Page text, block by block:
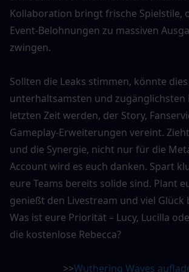
Kollaboration bringt frische Spielstile,
Event-Belohnungen zu massiven
zwingen.
Sollten die Leaks stimmen, könnte
unterhaltsamsten und zugänglichsten
letzten Zeit werden, der Story,
Gameplay-Erweiterungen vereint.
und die Synergie, nicht nur für die
Account wird es euch danken. Spart
eure Teams bereits solide sind. Plant
genießt den Livestream und viel Glück
Was ist eure Priorität – Lucy, Lucilla
die kostenlose Rebecca?
>>Wuthering Waves